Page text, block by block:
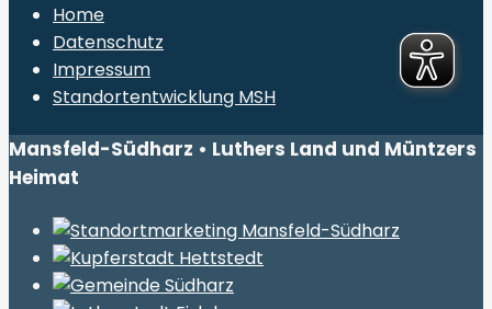
Home
Datenschutz
Impressum
Standortentwicklung MSH
Mansfeld-Südharz • Luthers Land und Müntzers
Heimat